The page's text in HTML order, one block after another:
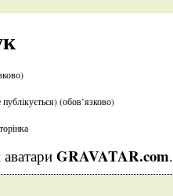
(обов’язково)
GRAVATAR.com.